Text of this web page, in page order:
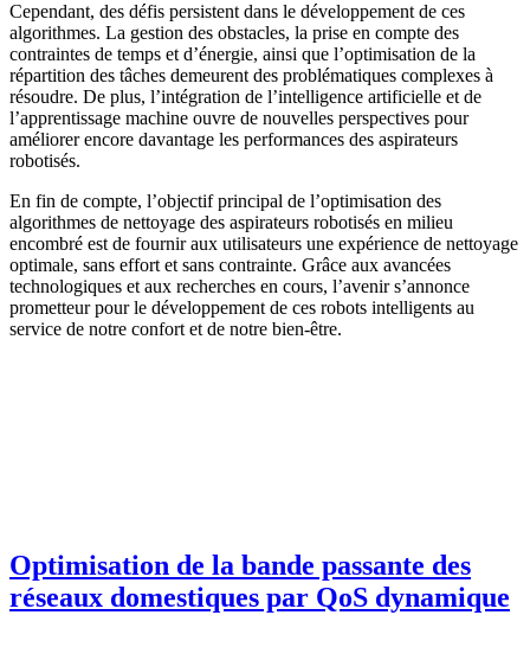
Cependant, des défis persistent dans le développement de ces
algorithmes. La gestion des obstacles, la prise en compte des
contraintes de temps et d’énergie, ainsi que l’optimisation de la
répartition des tâches demeurent des problématiques complexes à
résoudre. De plus, l’intégration de l’intelligence artificielle et de
l’apprentissage machine ouvre de nouvelles perspectives pour
améliorer encore davantage les performances des aspirateurs
robotisés.
En fin de compte, l’objectif principal de l’optimisation des
algorithmes de nettoyage des aspirateurs robotisés en milieu
encombré est de fournir aux utilisateurs une expérience de nettoyage
optimale, sans effort et sans contrainte. Grâce aux avancées
technologiques et aux recherches en cours, l’avenir s’annonce
prometteur pour le développement de ces robots intelligents au
service de notre confort et de notre bien-être.
Optimisation de la bande passante des
réseaux domestiques par QoS dynamique